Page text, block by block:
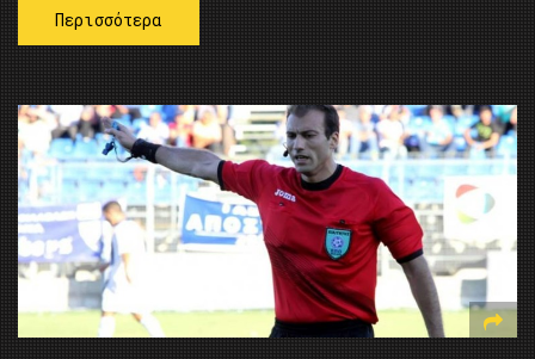
Περισσότερα